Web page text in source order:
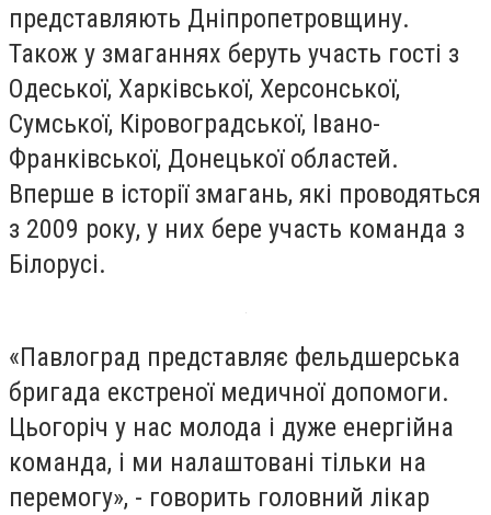
представляють Дніпропетровщину.
Також у змаганнях беруть участь гості з
Одеської, Харківської, Херсонської,
Сумської, Кіровоградської, Івано-
Франківської, Донецької областей.
Вперше в історії змагань, які проводяться
з 2009 року, у них бере участь команда з
Білорусі.
«Павлоград представляє фельдшерська
бригада екстреної медичної допомоги.
Цьогоріч у нас молода і дуже енергійна
команда, і ми налаштовані тільки на
перемогу», - говорить головний лікар